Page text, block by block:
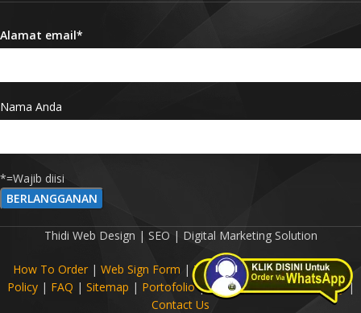
Alamat email*
Nama Anda
*=Wajib diisi
Thidi Web Design | SEO | Digital Marketing Solution
How To Order| Web Sign Form |Term Of Agreement|Privacy
Policy| FAQ | Sitemap | Portofolio|Digital Marketing Glossary|
Contact Us